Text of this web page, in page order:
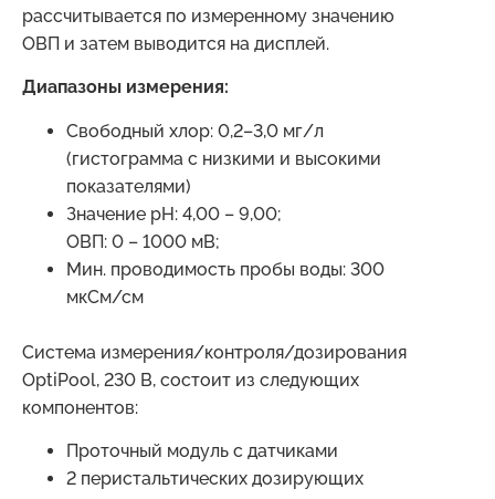
рассчитывается по измеренному значению
ОВП и затем выводится на дисплей.
Диапазоны измерения:
Свободный хлор: 0,2–3,0 мг/л
(гистограмма с низкими и высокими
показателями)
Значение рН: 4,00 – 9,00;
ОВП: 0 – 1000 мВ;
Мин. проводимость пробы воды: 300
мкСм/см
Система измерения/контроля/дозирования
OptiPool, 230 В, состоит из следующих
компонентов:
Проточный модуль с датчиками
2 перистальтических дозирующих